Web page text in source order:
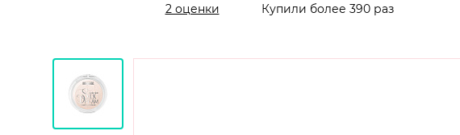
2 оценки Купили более 390 раз